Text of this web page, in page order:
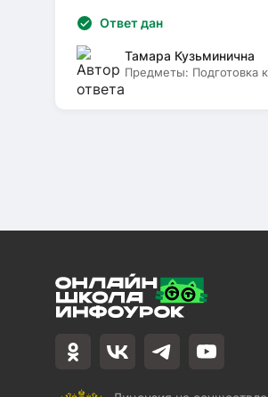
Ответ дан
Тамара Кузьминична
Предметы: Подготовка